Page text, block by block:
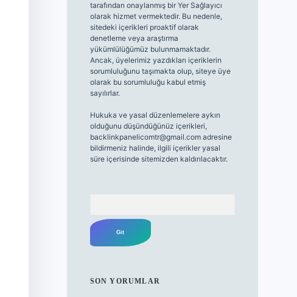
tarafından onaylanmış bir Yer Sağlayıcı
olarak hizmet vermektedir. Bu nedenle,
sitedeki içerikleri proaktif olarak
denetleme veya araştırma
yükümlülüğümüz bulunmamaktadır.
Ancak, üyelerimiz yazdıkları içeriklerin
sorumluluğunu taşımakta olup, siteye üye
olarak bu sorumluluğu kabul etmiş
sayılırlar.
Hukuka ve yasal düzenlemelere aykırı
olduğunu düşündüğünüz içerikleri,
backlinkpanelicomtr@gmail.comadresine
bildirmeniz halinde, ilgili içerikler yasal
süre içerisinde sitemizden kaldırılacaktır.
SON YORUMLAR